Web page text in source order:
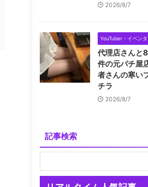
2026/8/7
YouTuber・イベンタ
代理店さんと
件の元パチ屋
者さんの寒い
チラ
2026/8/7
記事検索